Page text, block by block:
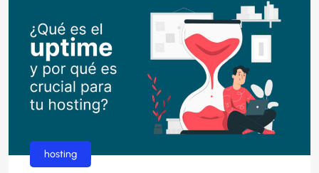
hosting